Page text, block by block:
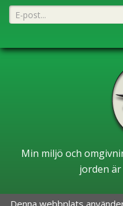
Min miljö och
jorden
Denna webbplats